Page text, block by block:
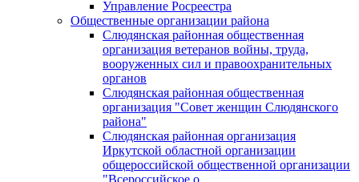
Управление Росреестра
Общественные организации района
Слюдянская районная общественная
организация ветеранов войны, труда,
вооруженных сил и правоохранительных
органов
Слюдянская районная общественная
организация "Совет женщин Слюдянского
района"
Слюдянская районная организация
Иркутской областной организации
общероссийской общественной организации
"Всероссийское о